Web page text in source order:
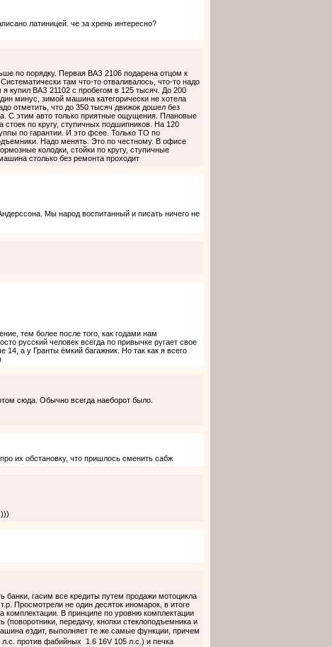
латиницей. че за хрень интересно?
по порядку. Первая ВАЗ 2106 подарена отцом к
там что-то отваливалось, что-то надо
купил ВАЗ 21102 с пробегом в 125 тысяч. До 200
минус, зимой машина категорически не хотела
отметить, что до 350 тысяч движок дошел без
С этим авто только приятные ощущения. Плановые
по кругу, ступичных подшипников. На 120
по гарантии. И это фсее. Только ТО по
Надо менять. Это по честному. В офисе
колодки, стойки по кругу, ступичные
столько без ремонта проходит
Мы народ воспитанный и писать ничего не
тем более после того, как годами нам
русский человек всегда по привычке ругает свое
а у Гранты ёмкий багажник. Но так как я всего
сюда. Обычно всегда наеборот было.
их обстановку, что пришлось сменить сабж
гасим все кредиты путем продажи мотоцикла
Просмотрели не один десяток иномарок, в итоге
В принципе по уровню комплектации
передачу, кнопки стеклоподъемника и
ездит, выполняет те же самые функции, причем
против фабийных 1.6 16V 105 л.с.) и печка